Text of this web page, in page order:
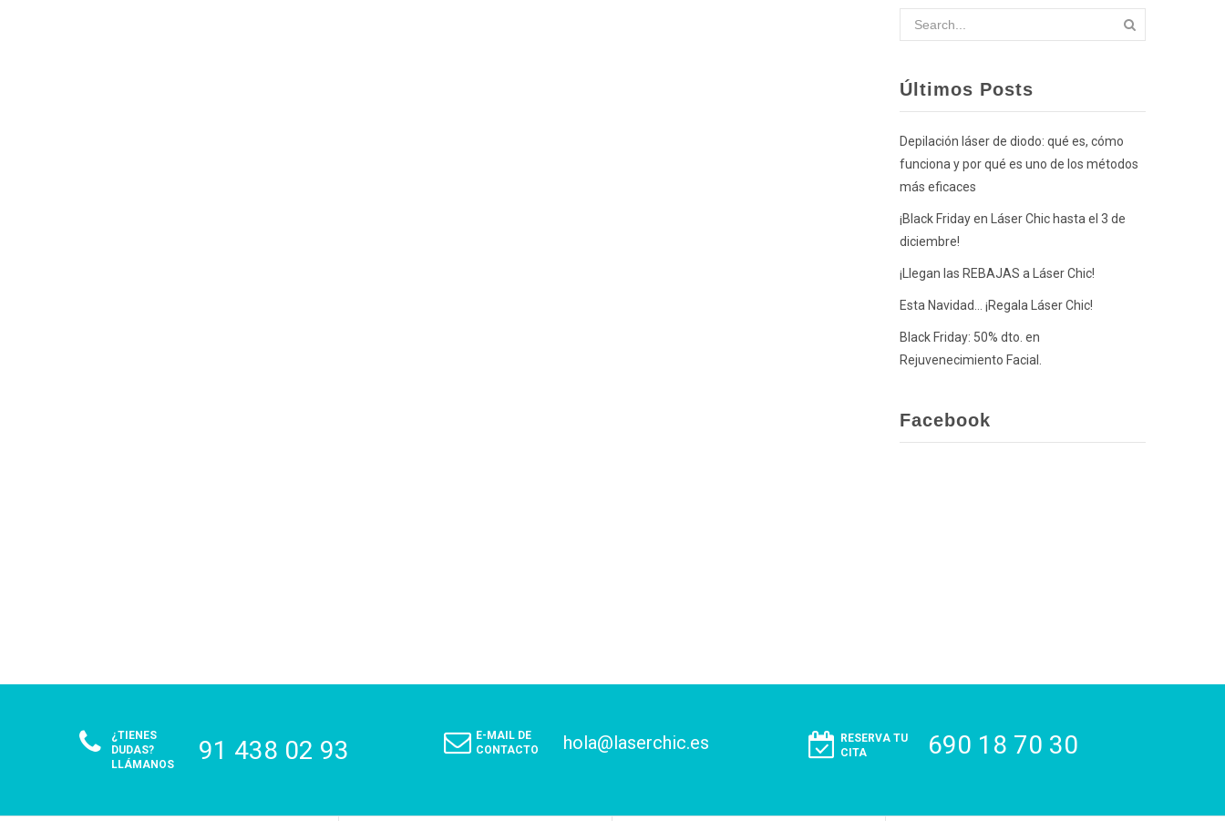
Últimos Posts
Depilación láser de diodo: qué es, cómo
funciona y por qué es uno de los métodos
más eficaces
¡Black Friday en Láser Chic hasta el 3 de
diciembre!
¡Llegan las REBAJAS a Láser Chic!
Esta Navidad… ¡Regala Láser Chic!
Black Friday: 50% dto. en
Rejuvenecimiento Facial.
Facebook
¿TIENES
DUDAS?
LLÁMANOS
91 438 02 93
E-MAIL DE
CONTACTO
hola@laserchic.es
RESERVA TU
CITA
690 18 70 30